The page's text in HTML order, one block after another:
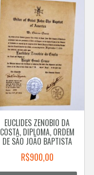
EUCLIDES ZENOBIO DA
COSTA, DIPLOMA, ORDEM
DE SÃO JOÃO BAPTISTA
R$900,00